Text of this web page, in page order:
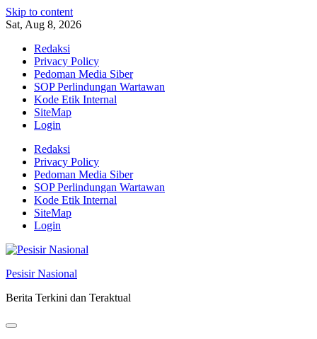
Skip to content
Sat, Aug 8, 2026
Redaksi
Privacy Policy
Pedoman Media Siber
SOP Perlindungan Wartawan
Kode Etik Internal
SiteMap
Login
Redaksi
Privacy Policy
Pedoman Media Siber
SOP Perlindungan Wartawan
Kode Etik Internal
SiteMap
Login
Pesisir Nasional
Berita Terkini dan Teraktual